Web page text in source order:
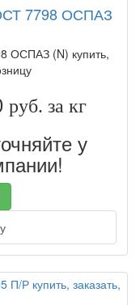
7798 ОСПАЗ
ОСПАЗ (N) купить,
руб. за кг
у